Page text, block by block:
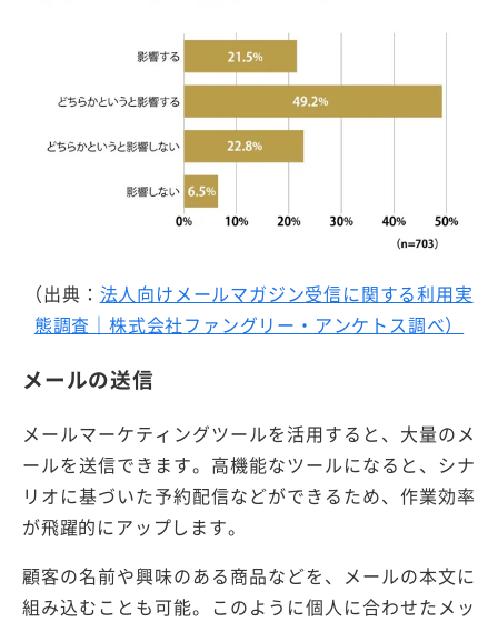
（出典： 法人向けメールマガジン受信に関する利用実
態調査｜ 株式会社ファングリー・アンケトス調べ）
メールの送信
メールマーケティングツールを活用すると、大量のメ
ールを送信できます。高機能なツールになると、シナ
リオに基づいた予約配信などができるため、作業効率
が飛躍的にアップします。
顧客の名前や興味のある商品などを、メールの本文に
組み込むことも可能。このように個人に合わせたメッ